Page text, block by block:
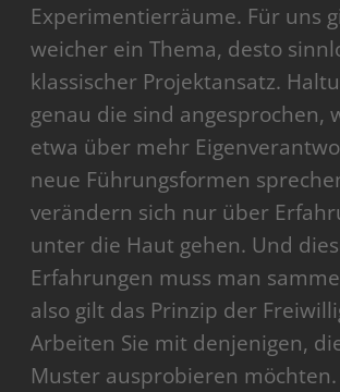
Experimentierräume. Für uns
weicher ein Thema, desto
klassischer Projektansatz.
genau die sind angesprochen,
etwa über mehr
neue Führungsformen
verändern sich nur über
unter die Haut gehen. Und
Erfahrungen muss man
also gilt das Prinzip der
Arbeiten Sie mit denjenigen,
Muster ausprobieren möchten.